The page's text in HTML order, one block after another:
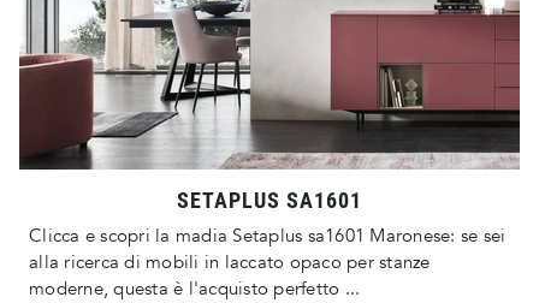
SETAPLUS SA1601
Clicca e scopri la madia Setaplus sa1601 Maronese: se sei
alla ricerca di mobili in laccato opaco per stanze
moderne, questa è l'acquisto perfetto ...